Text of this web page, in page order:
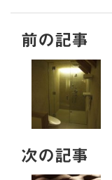
前の記事
次の記事